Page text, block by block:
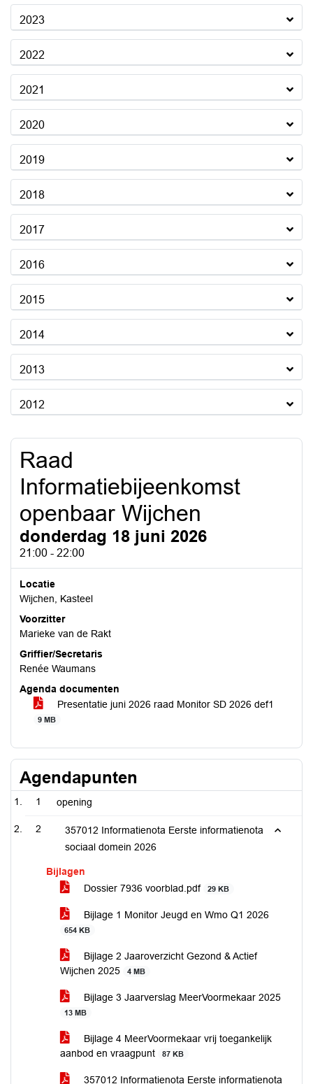
2023
2022
2021
2020
2019
2018
2017
2016
2015
2014
2013
2012
Raad
Informatiebijeenkomst
openbaar Wijchen
donderdag 18 juni 2026
21:00 - 22:00
Locatie
Wijchen, Kasteel
Voorzitter
Marieke van de Rakt
Griffier/Secretaris
Renée Waumans
Agenda documenten
Presentatie juni 2026 raad Monitor SD 2026 def1
9 MB
Agendapunten
1 opening
2
357012 Informatienota Eerste informatienota
sociaal domein 2026
Bijlagen
Dossier 7936 voorblad.pdf
29 KB
Bijlage 1 Monitor Jeugd en Wmo Q1 2026
654 KB
Bijlage 2 Jaaroverzicht Gezond & Actief
Wijchen 2025
4 MB
Bijlage 3 Jaarverslag MeerVoormekaar 2025
13 MB
Bijlage 4 MeerVoormekaar vrij toegankelijk
aanbod en vraagpunt
87 KB
357012 Informatienota Eerste informatienota